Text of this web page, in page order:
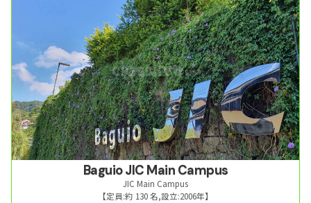
Baguio JIC Main Campus
JIC Main Campus
【定員:約 130 名,設立:2006年】